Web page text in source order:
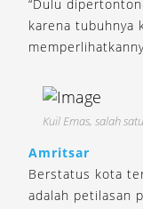
“Dulu
karena tubuhnya
Kuil Emas, salah
Amritsar
Berstatus kota
adalah petilasan